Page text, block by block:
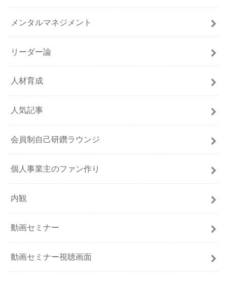
メンタルマネジメント
リーダー論
人材育成
人気記事
会員制自己研鑽ラウンジ
個人事業主のファン作り
内観
動画セミナー
動画セミナー視聴画面